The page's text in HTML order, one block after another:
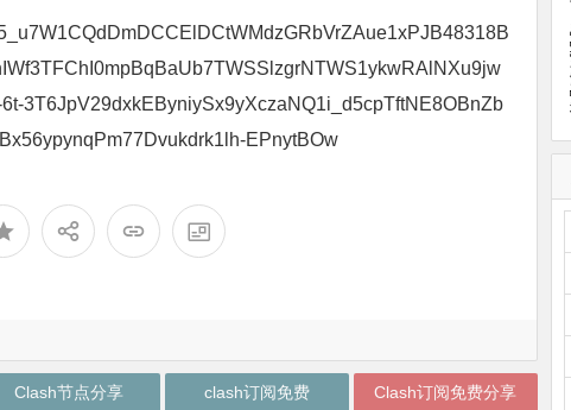
3T6JpV29dxkEByniySx9yXczaNQ1i_d5cpTftNE8OBnZb
EPnytBOw
Clash节点分享 clash订阅免费 Clash订阅免费分享